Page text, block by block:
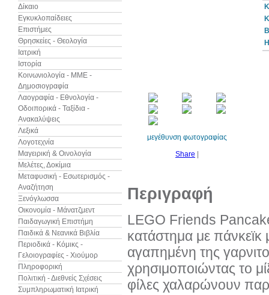
Δίκαιο
Εγκυκλοπαίδειες
Επιστήμες
Θρησκείες - Θεολογία
Ιατρική
Ιστορία
Κοινωνιολογία - ΜΜΕ -
Δημοσιογραφία
Λαογραφία - Εθνολογία -
Οδοιπορικά - Ταξίδια -
Ανακαλύψεις
Λεξικά
Λογοτεχνία
Μαγειρική & Οινολογία
Μελέτες, Δοκίμια
Μεταφυσική - Εσωτερισμός -
Αναζήτηση
Ξενόγλωσσα
Οικονομία - Μάνατζμεντ
Παιδαγωγική Επιστήμη
Παιδικά & Νεανικά Βιβλία
Περιοδικά - Κόμικς -
Γελοιογραφίες - Χιούμορ
Πληροφορική
Πολιτική - Διεθνείς Σχέσεις
Συμπληρωματική Ιατρική
μεγέθυνση φωτογραφίας
Share
Περιγραφή
LEGO Friends
κατάστημα με πάνκεϊκ
αγαπημένη της
χρησιμοποιώντας το
φίλες χαλαρώνουν